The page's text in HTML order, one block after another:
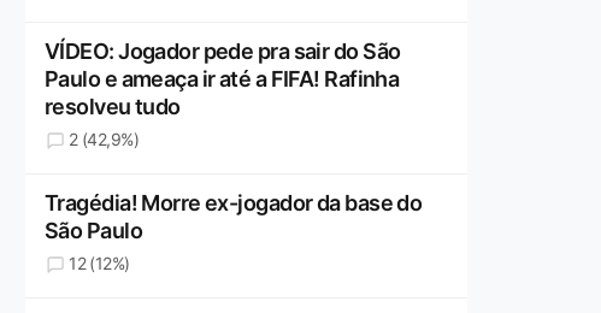
VÍDEO: Jogador pede pra sair do São
Paulo e ameaça ir até a FIFA! Rafinha
resolveu tudo
2 (42,9%)
Tragédia! Morre ex-jogador da base do
São Paulo
12 (12%)